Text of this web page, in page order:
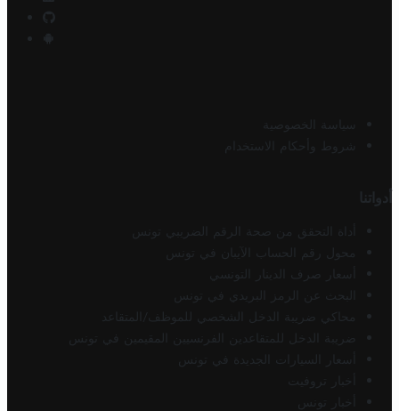
سياسة الخصوصية
شروط وأحكام الاستخدام
أدواتنا
أداة التحقق من صحة الرقم الضريبي تونس
محول رقم الحساب الآيبان في تونس
أسعار صرف الدينار التونسي
البحث عن الرمز البريدي في تونس
محاكي ضريبة الدخل الشخصي للموظف/المتقاعد
ضريبة الدخل للمتقاعدين الفرنسيين المقيمين في تونس
أسعار السيارات الجديدة في تونس
أخبار تروفيت
أخبار تونس